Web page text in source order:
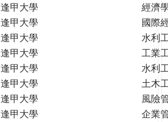
逢甲大學
經濟
逢甲大學
國際
逢甲大學
水利
逢甲大學
工業
逢甲大學
水利
逢甲大學
土木
逢甲大學
風險
逢甲大學
企業